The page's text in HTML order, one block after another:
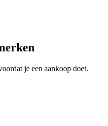
je een aankoop doet.